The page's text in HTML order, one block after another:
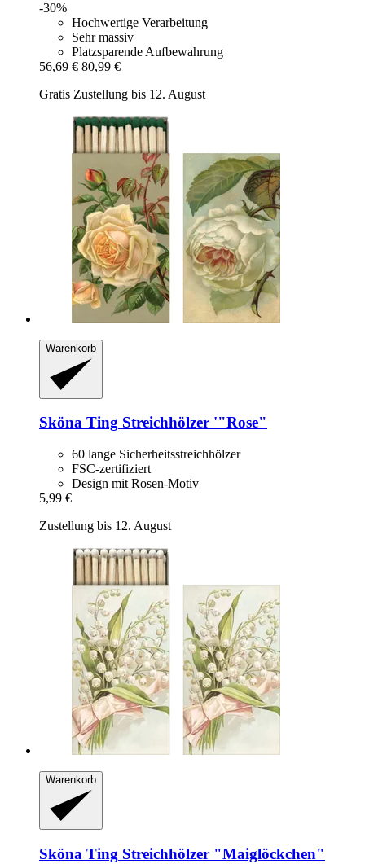
-30%
Hochwertige Verarbeitung
Sehr massiv
Platzsparende Aufbewahrung
56,69 € 80,99 €
Gratis Zustellung bis 12. August
Warenkorb
Sköna Ting Streichhölzer '"Rose"
60 lange Sicherheitsstreichhölzer
FSC-zertifiziert
Design mit Rosen-Motiv
5,99 €
Zustellung bis 12. August
Warenkorb
Sköna Ting Streichhölzer "Maiglöckchen"